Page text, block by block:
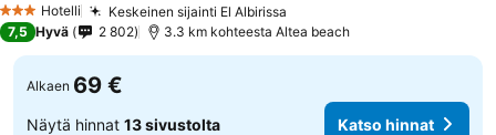
3 Tähtiluokitus
Hotelli Keskeinen sijainti El Albirissa
7,5 Hyvä 2 802 3.3 km kohteesta Altea beach
Alkaen 69 €
Näytä hinnat 13 sivustolta Katso hinnat